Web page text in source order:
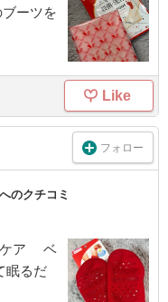
ーツを
Like
フォロー
へのクチコミ
ケア ベ
眠るだ